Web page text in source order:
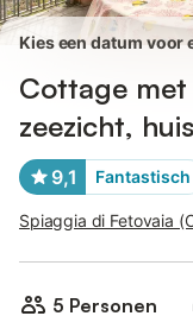
Kies een datum voor
Cottage
zeezicht,
9,1 Fantastisch
Spiaggia di Fetovaia
5 Personen